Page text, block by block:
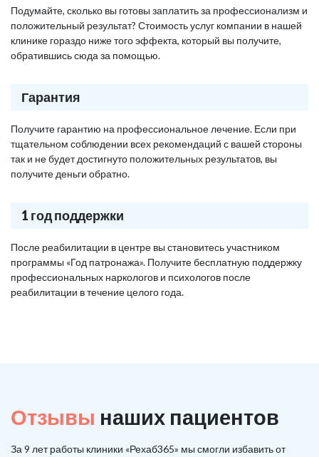
Подумайте, сколько вы готовы заплатить за профессионализм и
положительный результат? Стоимость услуг компании в нашей
клинике гораздо ниже того эффекта, который вы получите,
обратившись сюда за помощью.
Гарантия
Получите гарантию на профессиональное лечение. Если при
тщательном соблюдении всех рекомендаций с вашей стороны
так и не будет достигнуто положительных результатов, вы
получите деньги обратно.
1 год поддержки
После реабилитации в центре вы становитесь участником
программы «Год патронажа». Получите бесплатную поддержку
профессиональных наркологов и психологов после
реабилитации в течение целого года.
Отзывы наших пациентов
За 9 лет работы клиники «Рехаб365» мы смогли избавить от